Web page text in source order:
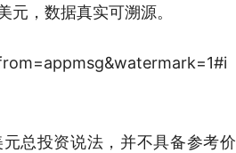
元，数据真实可溯源。
总投资说法，并不具备参考价